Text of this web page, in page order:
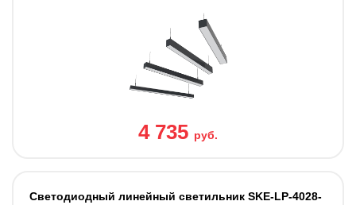
4 735 руб.
Светодиодный линейный светильник SKE-LP-4028-